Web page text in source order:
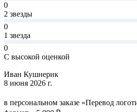
0
2 звезды
0
1 звезда
0
С высокой оценкой
Иван Кушнерик
8 июня 2026 г.
в персональном заказе «Перевод